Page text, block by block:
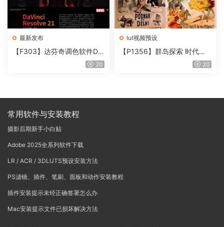
最新发布
【F303】达芬奇调色软件Da
Vinci Resolve Studio21.0.320
lut视频预设
【P1356】群岛探索 时代马
戏团 – QUEST 60 调色预设A
20
常用软件与安装教程
摄影后期新手小白贴
Adobe 2025全系列软件下载
LR / ACR / 3DLUTS预设安装方法
PS滤镜、插件、笔刷、面板和动作安装教程
插件安装提示未经正确签署怎么办
Mac安装提示文件已损坏解决方法